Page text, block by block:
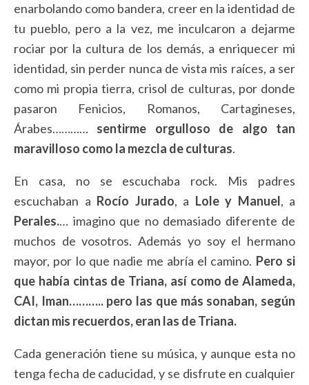
enarbolando como bandera, creer en la identidad de
tu pueblo, pero a la vez, me inculcaron a dejarme
rociar por la cultura de los demás, a enriquecer mi
identidad, sin perder nunca de vista mis raíces, a ser
como mi propia tierra, crisol de culturas, por donde
pasaron Fenicios, Romanos, Cartagineses,
Árabes………… sentirme orgulloso de algo tan
maravilloso como la mezcla de culturas.
En casa, no se escuchaba rock. Mis padres
escuchaban a Rocío Jurado, a Lole y Manuel, a
Perales.… imagino que no demasiado diferente de
muchos de vosotros. Además yo soy el hermano
mayor, por lo que nadie me abría el camino. Pero si
que había cintas de Triana, así como de Alameda,
CAI, Iman……….. pero las que más sonaban, según
dictan mis recuerdos, eran las de Triana.
Cada generación tiene su música, y aunque esta no
tenga fecha de caducidad, y se disfrute en cualquier